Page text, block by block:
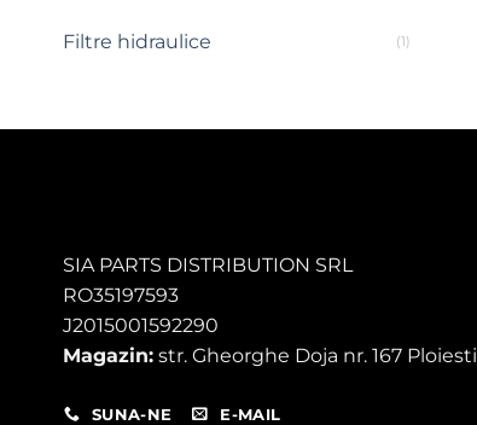
Filtre hidraulice (1)
SIA PARTS DISTRIBUTION SRL
RO35197593
J2015001592290
Magazin: str. Gheorghe Doja nr. 167 Ploiesti
SUNA-NE E-MAIL